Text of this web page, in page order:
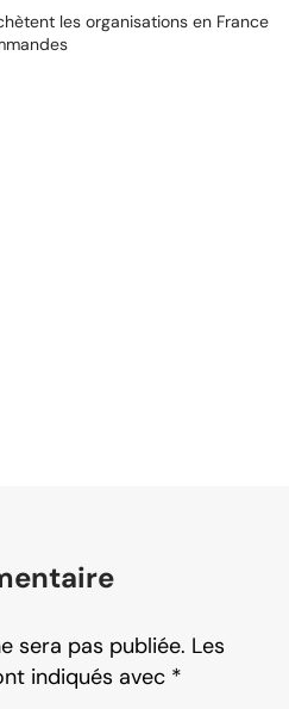
les organisations en France
sera pas publiée. Les
indiqués avec *